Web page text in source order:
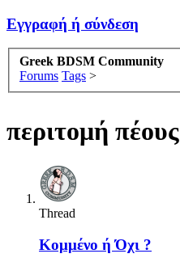
Εγγραφή ή σύνδεση
Greek BDSM Community
Forums Tags >
περιτομή πέους
Thread
Κομμένο ή Όχι ?